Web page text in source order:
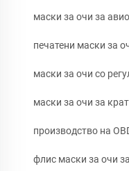
маски за очи за
печатени маски за
маски за очи со
маски за очи за
производство на
флис маски за очи